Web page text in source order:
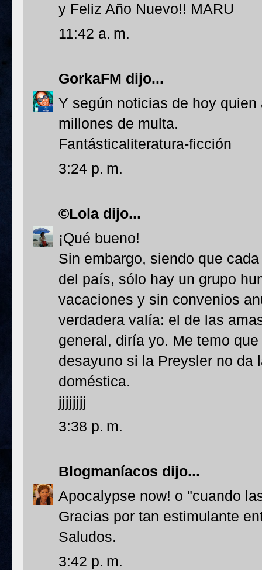
y Feliz Año Nuevo!! MARU
11:42 a. m.
GorkaFM dijo...
Y según noticias de hoy
millones de multa.
Fantásticaliteratura-ficción
3:24 p. m.
©Lola dijo...
¡Qué bueno!
Sin embargo, siendo que
del país, sólo hay un grupo
vacaciones y sin convenios
verdadera valía: el de las
general, diría yo. Me temo
desayuno si la Preysler no da
doméstica.
jjjjjjjj
3:38 p. m.
Blogmaníacos dijo...
Apocalypse now! o "cuando
Gracias por tan estimulante
Saludos.
3:42 p. m.